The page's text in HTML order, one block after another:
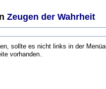
Zeugen der Wahrheit
sollte es nicht links in der
vorhanden..